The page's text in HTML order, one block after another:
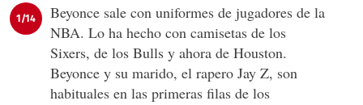
1/14
Beyonce sale con uniformes de jugadores de la
NBA. Lo ha hecho con camisetas de los
Sixers, de los Bulls y ahora de Houston.
Beyonce y su marido, el rapero Jay Z, son
habituales en las primeras filas de los